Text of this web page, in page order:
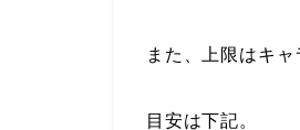
また、上限はキャ
目安は下記。